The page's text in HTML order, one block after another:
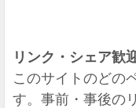
リンク・シェア歓
このサイトのどの
す。事前・事後の